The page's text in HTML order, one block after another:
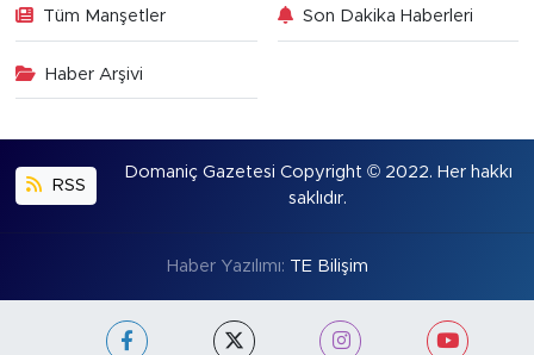
Tüm Manşetler Son Dakika Haberleri
Haber Arşivi
RSS
Domaniç Gazetesi Copyright © 2022. Her hakkı
saklıdır.
Haber Yazılımı: TE Bilişim